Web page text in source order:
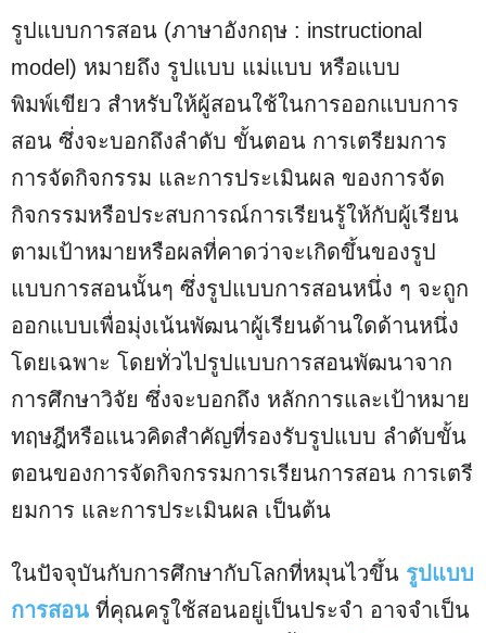
รูปแบบการสอน (ภาษาอังกฤษ : instructional
model) หมายถึง รูปแบบ แม่แบบ หรือแบบ
พิมพ์เขียว สำหรับให้ผู้สอนใช้ในการออกแบบการ
สอน ซึ่งจะบอกถึงลำดับ ขั้นตอน การเตรียมการ
การจัดกิจกรรม และการประเมินผล ของการจัด
กิจกรรมหรือประสบการณ์การเรียนรู้ให้กับผู้เรียน
ตามเป้าหมายหรือผลที่คาดว่าจะเกิดขึ้นของรูป
แบบการสอนนั้นๆ ซึ่งรูปแบบการสอนหนึ่ง ๆ จะถูก
ออกแบบเพื่อมุ่งเน้นพัฒนาผู้เรียนด้านใดด้านหนึ่ง
โดยเฉพาะ โดยทั่วไปรูปแบบการสอนพัฒนาจาก
การศึกษาวิจัย ซึ่งจะบอกถึง หลักการและเป้าหมาย
ทฤษฎีหรือแนวคิดสำคัญที่รองรับรูปแบบ ลำดับขั้น
ตอนของการจัดกิจกรรมการเรียนการสอน การเตรี
ยมการ และการประเมินผล เป็นต้น
ในปัจจุบันกับการศึกษากับโลกที่หมุนไวขึ้น รูปแบบ
การสอน ที่คุณครูใช้สอนอยู่เป็นประจำ อาจจำเป็น